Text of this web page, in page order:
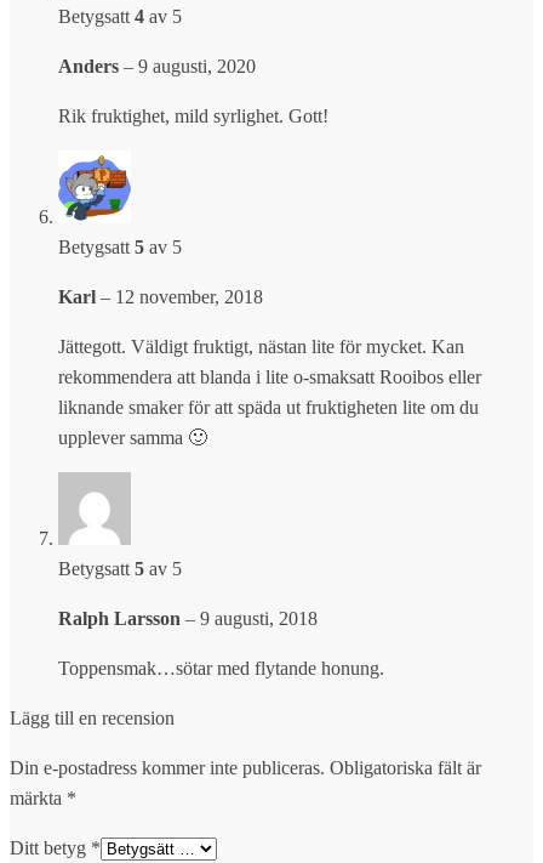
Betygsatt 4 av 5
Anders – 9 augusti, 2020
Rik fruktighet, mild syrlighet. Gott!
Betygsatt 5 av 5
Karl – 12 november, 2018
Jättegott. Väldigt fruktigt, nästan lite för mycket. Kan
rekommendera att blanda i lite o-smaksatt Rooibos eller
liknande smaker för att späda ut fruktigheten lite om du
upplever samma 🙂
Betygsatt 5 av 5
Ralph Larsson – 9 augusti, 2018
Toppensmak…sötar med flytande honung.
Lägg till en recension
Din e-postadress kommer inte publiceras. Obligatoriska fält är
märkta *
Ditt betyg *